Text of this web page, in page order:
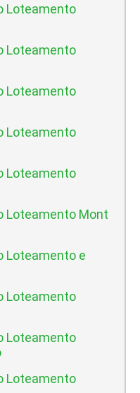
Loteamento
Loteamento
Loteamento
Loteamento
Loteamento
Loteamento Mont
Loteamento e
Loteamento
Loteamento
Loteamento